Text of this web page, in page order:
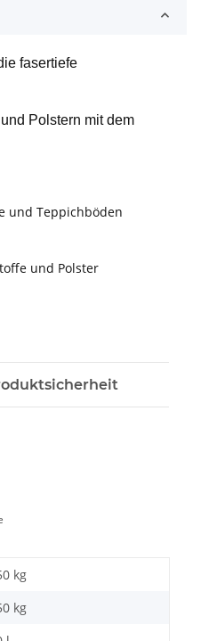
fasertiefe
Polstern mit dem
und Teppichböden
und Polster
kg
kg